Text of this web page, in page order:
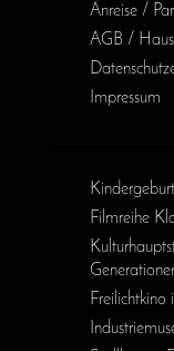
Anreise /
AGB /
Impressum
Filmreihe
Freilichtkino